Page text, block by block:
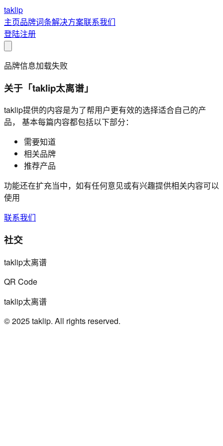
taklip
主页品牌词条解决方案联系我们
登陆注册
品牌信息加载失败
关于「taklip太离谱」
taklip提供的内容是为了帮用户更有效的选择适合自己的产
品， 基本每篇内容都包括以下部分：
需要知道
相关品牌
推荐产品
功能还在扩充当中，如有任何意见或有兴趣提供相关内容可以
使用
联系我们
社交
taklip太离谱
QR Code
taklip太离谱
© 2025 taklip. All rights reserved.